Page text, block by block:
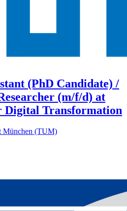
(PhD Candidate) /
(m/f/d) at
Digital Transformation
München (TUM)